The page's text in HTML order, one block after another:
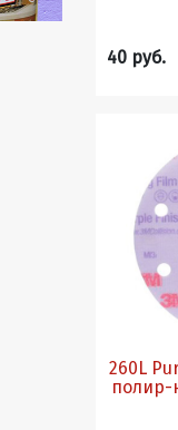
40 руб.
260L
полир-